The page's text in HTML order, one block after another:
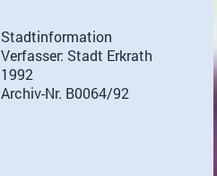
Stadtinformation
Verfasser: Stadt Erkrath
1992
Archiv-Nr. B0064/92